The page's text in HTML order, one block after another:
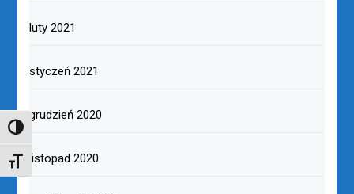
TOGGLE HIGH CONTRAST
TOGGLE FONT SIZE
luty 2021
styczeń 2021
grudzień 2020
listopad 2020